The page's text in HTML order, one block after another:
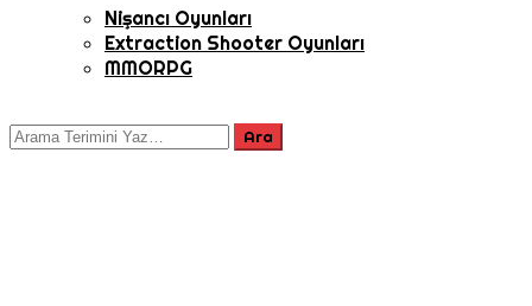
Nişancı Oyunları
Extraction Shooter Oyunları
MMORPG